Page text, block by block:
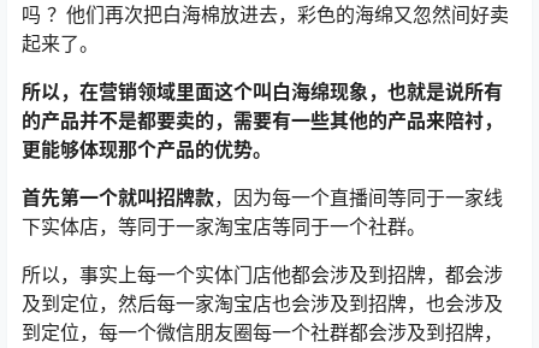
吗 ？他们再次把白海棉放进去，彩色的海绵又忽然间好卖
起来了。
所以，在营销领域里面这个叫白海绵现象，也就是说所有
的产品并不是都要卖的，需要有一些其他的产品来陪衬，
更能够体现那个产品的优势。
首先第一个就叫招牌款，因为每一个直播间等同于一家线
下实体店，等同于一家淘宝店等同于一个社群。
所以，事实上每一个实体门店他都会涉及到招牌，都会涉
及到定位，然后每一家淘宝店也会涉及到招牌，也会涉及
到定位，每一个微信朋友圈每一个社群都会涉及到招牌，